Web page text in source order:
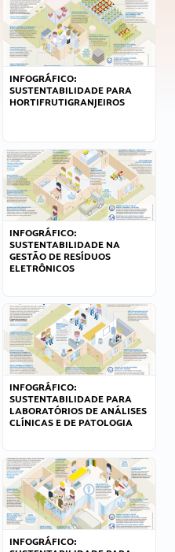
INFOGRÁFICO:
SUSTENTABILIDADE PARA
HORTIFRUTIGRANJEIROS
INFOGRÁFICO:
SUSTENTABILIDADE NA
GESTÃO DE RESÍDUOS
ELETRÔNICOS
INFOGRÁFICO:
SUSTENTABILIDADE PARA
LABORATÓRIOS DE ANÁLISES
CLÍNICAS E DE PATOLOGIA
INFOGRÁFICO: